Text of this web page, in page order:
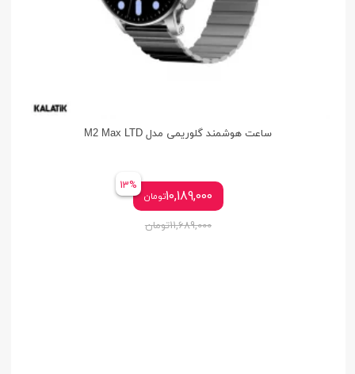
ساعت هوشمند گلوریمی مدل M2 Max LTD
10,189,000تومان
13%
11,689,000تومان